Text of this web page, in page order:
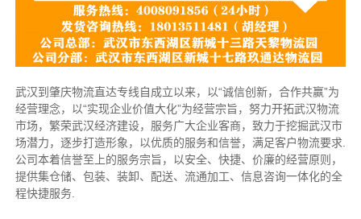
武汉到肇庆物流直达专线自成立以来，以“诚信创新，合作共赢”为
经营理念，以“实现企业价值大化”为经营宗旨，努力开拓武汉物流
市场，繁荣武汉经济建设，服务广大企业客商，致力于挖掘武汉市
场潜力，逐步打造形象，以优质的服务和信誉，满足客户物流要求.
公司本着信誉至上的服务宗旨，以安全、快捷、价廉的经营原则，
提供集仓储、包装、装卸、配送、流通加工、信息咨询一体化的全
程快捷服务.